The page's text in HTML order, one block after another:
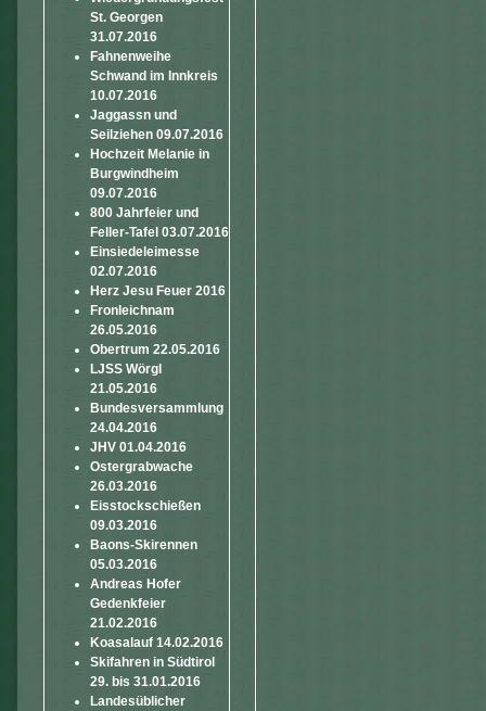
St. Georgen
31.07.2016
Fahnenweihe
Schwand im Innkreis
10.07.2016
Jaggassn und
Seilziehen 09.07.2016
Hochzeit Melanie in
Burgwindheim
09.07.2016
800 Jahrfeier und
Feller-Tafel 03.07.2016
Einsiedeleimesse
02.07.2016
Herz Jesu Feuer 2016
Fronleichnam
26.05.2016
Obertrum 22.05.2016
LJSS Wörgl
21.05.2016
Bundesversammlung
24.04.2016
JHV 01.04.2016
Ostergrabwache
26.03.2016
Eisstockschießen
09.03.2016
Baons-Skirennen
05.03.2016
Andreas Hofer
Gedenkfeier
21.02.2016
Koasalauf 14.02.2016
Skifahren in Südtirol
29. bis 31.01.2016
Landesüblicher